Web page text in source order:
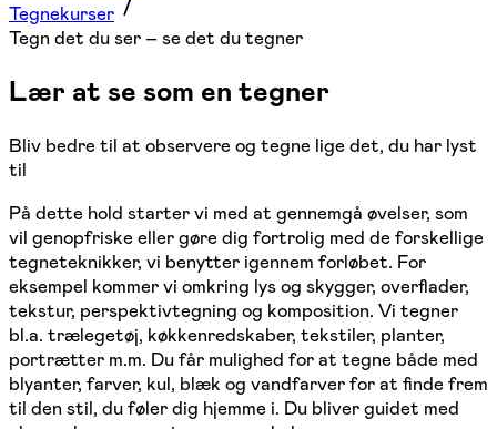
Tegnekurser
Tegn det du ser – se det du tegner
Lær at se som en tegner
Bliv bedre til at observere og tegne lige det, du har lyst
til
På dette hold starter vi med at gennemgå øvelser, som
vil genopfriske eller gøre dig fortrolig med de forskellige
tegneteknikker, vi benytter igennem forløbet. For
eksempel kommer vi omkring lys og skygger, overflader,
tekstur, perspektivtegning og komposition. Vi tegner
bl.a. trælegetøj, køkkenredskaber, tekstiler, planter,
portrætter m.m. Du får mulighed for at tegne både med
blyanter, farver, kul, blæk og vandfarver for at finde frem
til den stil, du føler dig hjemme i. Du bliver guidet med